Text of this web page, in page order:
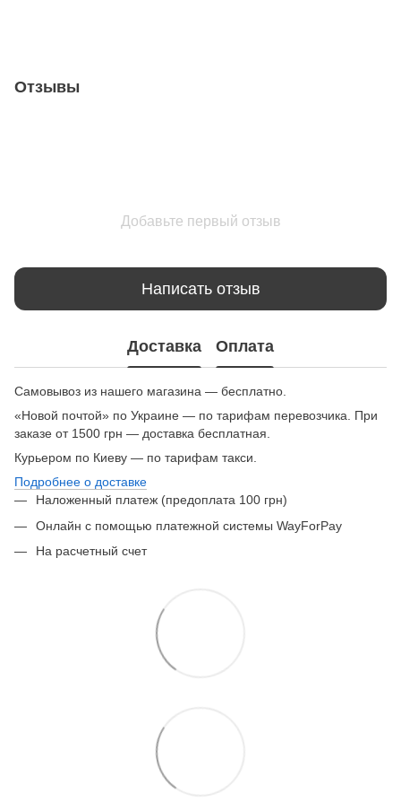
Отзывы
Добавьте первый отзыв
Написать отзыв
Доставка Оплата
Самовывоз из нашего магазина — бесплатно.
«Новой почтой» по Украине — по тарифам перевозчика. При
заказе от 1500 грн — доставка бесплатная.
Курьером по Киеву — по тарифам такси.
Подробнее о доставке
Наложенный платеж (предоплата 100 грн)
Онлайн с помощью платежной системы WayForPay
На расчетный счет